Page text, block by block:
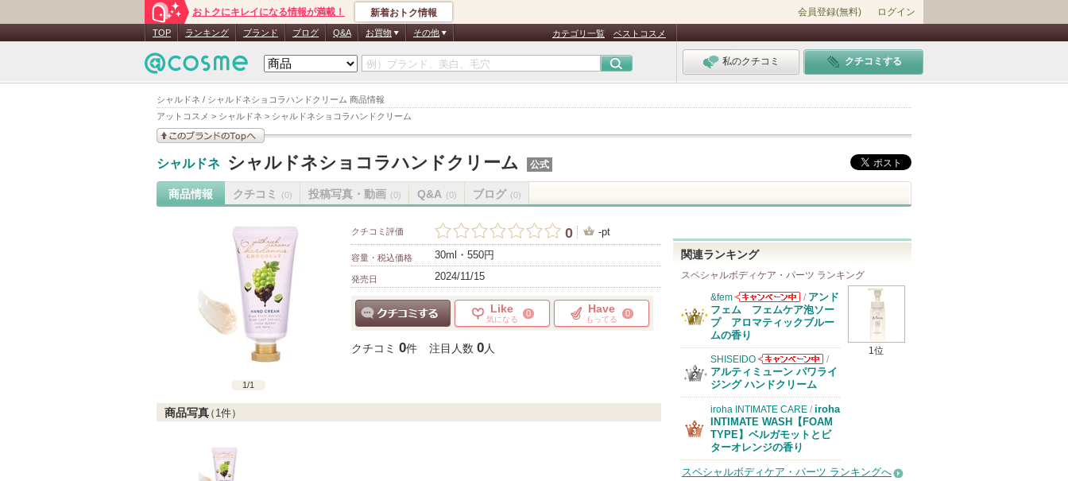
シャルドネ / シャルドネショコラハンドクリーム 商品情報
アットコスメ > シャルドネ > シャルドネショコラハンドクリーム
おトクにキレイになる情報が満載！ 新着おトク情報 会員登録(無料) ログイン
TOP ランキング ブランド ブログ Q&A お買物 その他 カテゴリ一覧 ベストコスメ
私のクチコミ クチコミする
このブランドの情報を
シャルドネ シャルドネショコラハンドクリーム 公式
商品情報 クチコミ (0) 投稿写真・動画 (0) Q&A (0) ブログ (0)
1/1
クチコミ評価 0 -pt
容量・税込価格 30ml・550円
発売日 2024/11/15
Like
気になる
0 Have
もってる
0
クチコミ 0件 注目人数 0人
商品写真（ 1件）
関連ランキング
スペシャルボディケア・パーツ ランキング
1位
&fem
&femからのお
知らせがありま
す
/ アンド
フェム フェムケア泡ソー
プ アロマティックブルー
ムの香り
SHISEIDO
SHISEIDOから
のお知らせがあ
/
アルティミューン パワライ
ジング ハンドクリーム
iroha INTIMATE CARE / iroha
INTIMATE WASH【FOAM
TYPE】ベルガモットとビ
ターオレンジの香り
スペシャルボディケア・パーツ ランキングへ